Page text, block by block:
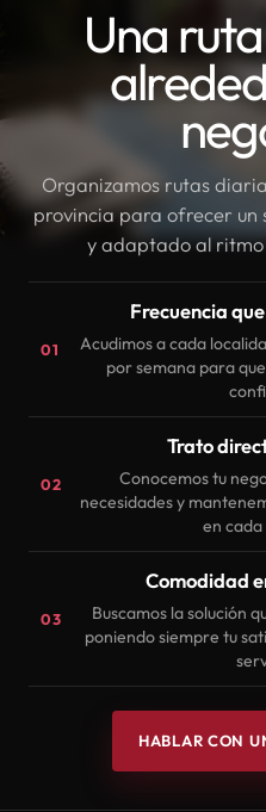
Una
Organizamos rutas
provincia para ofrecer un
y adaptado al
01
Frecuencia
Acudimos a cada
por semana para
02
Trato
Conocemos tu
necesidades y
en
03
Comodidad
Buscamos la solución
poniendo siempre tu
HABLAR CON